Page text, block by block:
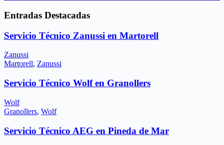
Entradas Destacadas
Servicio Técnico Zanussi en Martorell
Zanussi
Martorell, Zanussi
Servicio Técnico Wolf en Granollers
Wolf
Granollers, Wolf
Servicio Técnico AEG en Pineda de Mar